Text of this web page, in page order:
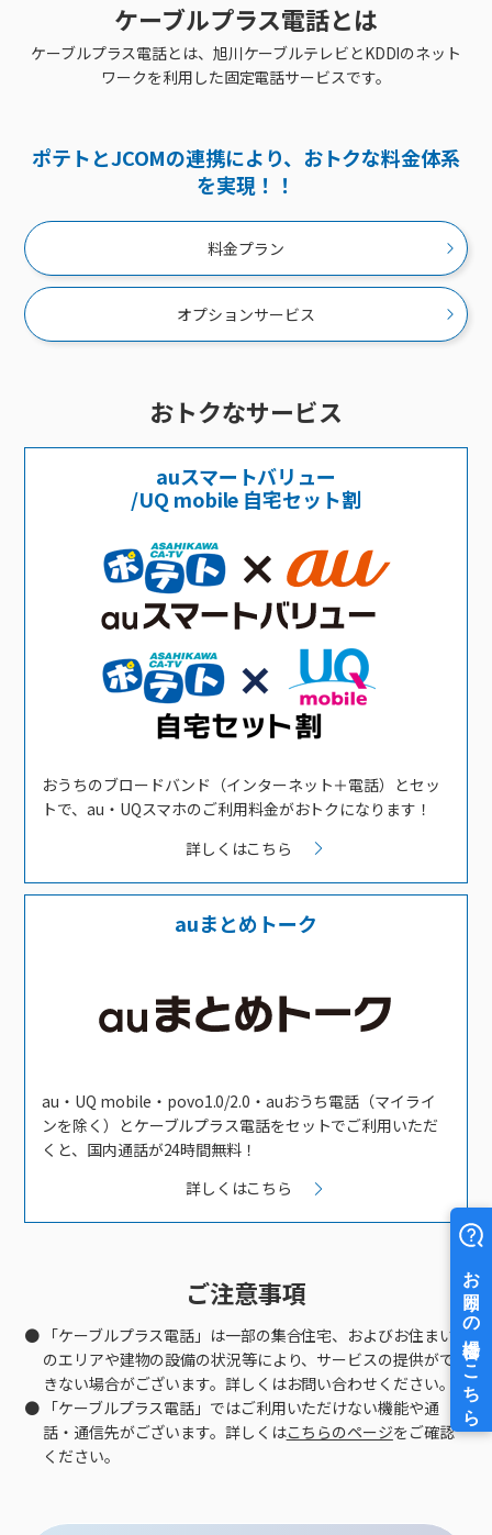
ケーブルプラス電話とは
ケーブルプラス電話とは、旭川ケーブルテレビとKDDIのネット
ワークを利用した固定電話サービスです。
ポテトとJCOMの連携により、おトクな料金体系
を実現！！
料金プラン
オプションサービス
おトクなサービス
auスマートバリュー
/UQ mobile 自宅セット割
おうちのブロードバンド（インターネット＋電話）とセッ
トで、au・UQスマホのご利用料金がおトクになります！
詳しくはこちら
auまとめトーク
au・UQ mobile・povo1.0/2.0・auおうち電話（マイライ
ンを除く）とケーブルプラス電話をセットでご利用いただ
くと、国内通話が24時間無料！
詳しくはこちら
ご注意事項
「ケーブルプラス電話」は一部の集合住宅、およびお住まい
のエリアや建物の設備の状況等により、サービスの提供がで
きない場合がございます。詳しくはお問い合わせください。
「ケーブルプラス電話」ではご利用いただけない機能や通
話・通信先がございます。詳しくはこちらのページをご確認
ください。